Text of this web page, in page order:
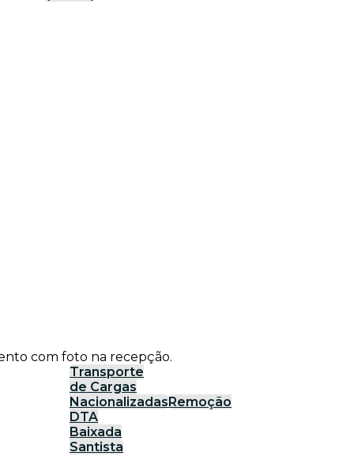
com foto na recepção.
Transporte
de Cargas
Nacionalizadas Remoção
DTA
Baixada
Santista